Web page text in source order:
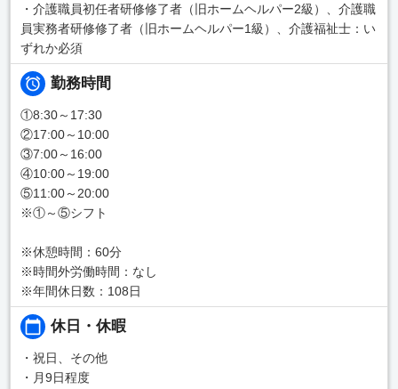
・介護職員初任者研修修了者（旧ホームヘルパー2級）、介護職
員実務者研修修了者（旧ホームヘルパー1級）、介護福祉士：い
ずれか必須
勤務時間
①8:30～17:30
②17:00～10:00
③7:00～16:00
④10:00～19:00
⑤11:00～20:00
※①～⑤シフト
※休憩時間：60分
※時間外労働時間：なし
※年間休日数：108日
休日・休暇
・祝日、その他
・月9日程度